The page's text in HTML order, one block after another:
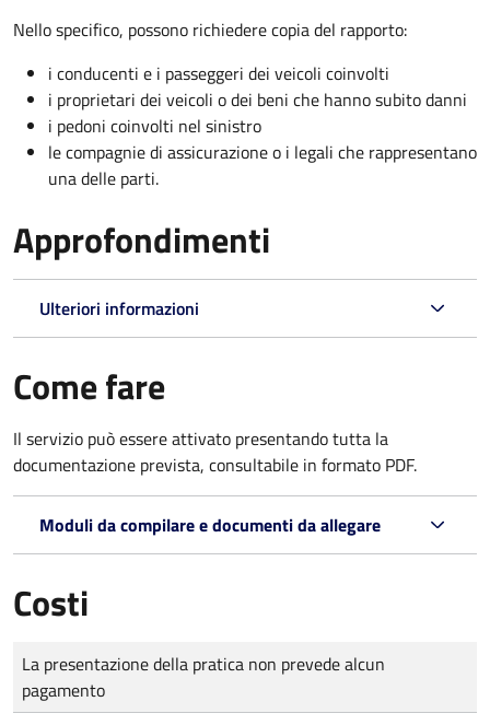
Nello specifico, possono richiedere copia del rapporto:
i conducenti e i passeggeri dei veicoli coinvolti
i proprietari dei veicoli o dei beni che hanno subito danni
i pedoni coinvolti nel sinistro
le compagnie di assicurazione o i legali che rappresentano
una delle parti.
Approfondimenti
Ulteriori informazioni
Come fare
Il servizio può essere attivato presentando tutta la
documentazione prevista, consultabile in formato PDF.
Moduli da compilare e documenti da allegare
Costi
Tipo di pagamento
Importo
La presentazione della pratica non prevede alcun
pagamento